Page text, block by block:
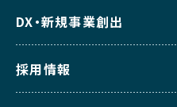
DX・新規事業創出
採用情報